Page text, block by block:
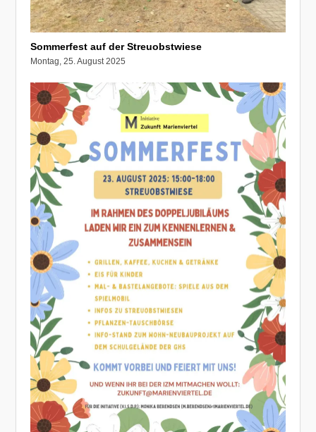
Sommerfest auf der Streuobstwiese
Montag, 25. August 2025